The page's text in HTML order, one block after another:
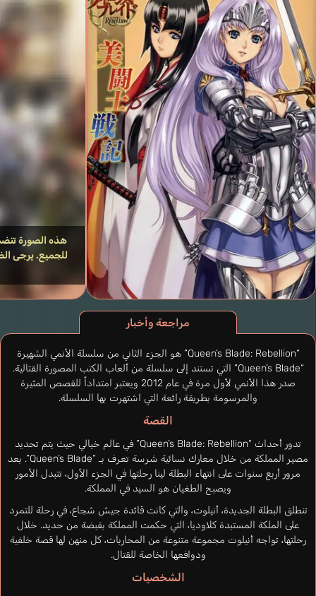
مراجعة وأخبار
“Queen’s Blade: Rebellion” هو الجزء الثاني من سلسلة الأنمي الشهيرة
“Queen’s Blade” التي تستند إلى سلسلة من ألعاب الكتب المصورة القتالية.
صدر هذا الأنمي لأول مرة في عام 2012 ويعتبر امتداداً للقصص المثيرة
والمرسومة بطريقة رائعة التي اشتهرت بها السلسلة.
القصة
تدور أحداث “Queen’s Blade: Rebellion” في عالم خيالي حيث يتم تحديد
مصير المملكة من خلال معارك نسائية شرسة تعرف بـ “Queen’s Blade”. بعد
مرور أربع سنوات على انتهاء البطلة لينا رحلتها في الجزء الأول، تتبدل الأمور
ويصبح الطغيان هو السيد في المملكة.
تنطلق البطلة الجديدة، أنيلوت، والتي كانت قائدة جيش شجاع، في رحلة للتمرد
على الملكة المستبدة كلاوديا، التي حكمت المملكة بقبضة من حديد. خلال
رحلتها، تواجه أنيلوت مجموعة متنوعة من المحاربات، كل منهن لها قصة خلفية
ودوافعها الخاصة للقتال.
الشخصيات
هذه الصورة
للجميع. يرجى